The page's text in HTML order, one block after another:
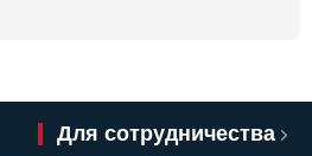
Для сотрудничества